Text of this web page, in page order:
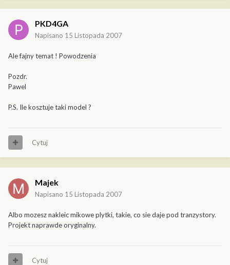
PKD4GA
Napisano 15 Listopada 2007
Ale fajny temat ! Powodzenia
Pozdr.
Pawel
P.S. Ile kosztuje taki model ?
Cytuj
Majek
Napisano 15 Listopada 2007
Albo mozesz nakleic mikowe plytki, takie, co sie daje pod tranzystory.
Projekt naprawde oryginalny.
Cytuj